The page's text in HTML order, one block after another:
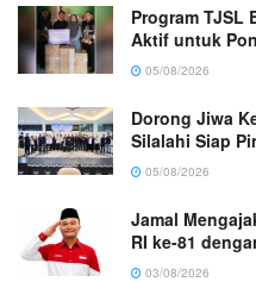
Program TJSL
Aktif untuk
05/08/2026
Dorong Jiwa
Silalahi Siap
05/08/2026
Jamal
RI ke-81
03/08/2026